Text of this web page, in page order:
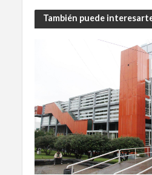
También puede